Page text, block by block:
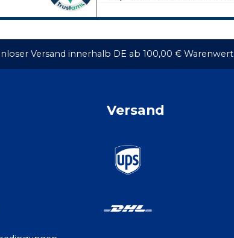
Versand innerhalb DE ab 100,00 € Warenwert
Versand